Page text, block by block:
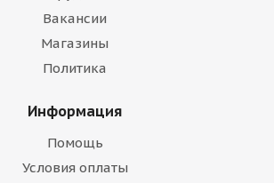
Вакансии
Магазины
Политика
Информация
Помощь
Условия оплаты